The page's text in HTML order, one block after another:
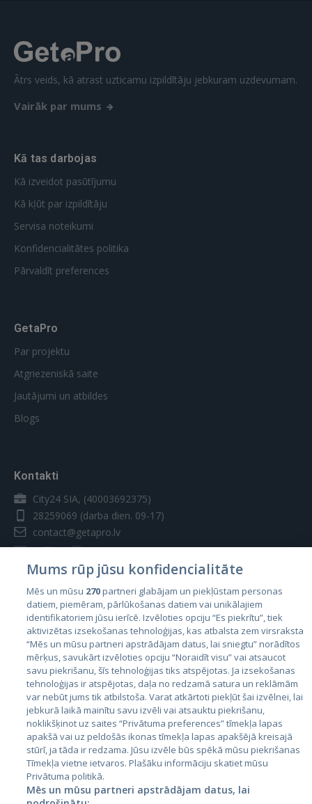
Ātrs veids, kā atrast uzticamu izpildītāju jebkuram uzdevumam.
Vairāk par mums
Kā tas darbojas
Kā izveidot pasūtījumu
Kā kļūt par izpildītāju
Servisa noteikumi
Konfidencialitātes politika
Pārvaldīt preferences
GetaPro
Par projektu
Atgriezeniskā saite
Jautājumi un atbildes
Blogs
Kontakti
City24 SIA, (40003692375)
28259069 (darba dien. 09-17)
contact@getapro.lv
Valstis
Igaunija
Latvija
Lietuva
Mums rūp jūsu konfidencialitāte
Mēs un mūsu 270partneri glabājam un piekļūstam personas
datiem, piemēram, pārlūkošanas datiem vai unikālajiem
identifikatoriem jūsu ierīcē. Izvēloties opciju “Es piekrītu”, tiek
aktivizētas izsekošanas tehnoloģijas, kas atbalsta zem virsraksta
“Mēs un mūsu partneri apstrādājam datus, lai sniegtu” norādītos
mērķus, savukārt izvēloties opciju “Noraidīt visu” vai atsaucot
savu piekrišanu, šīs tehnoloģijas tiks atspējotas. Ja izsekošanas
tehnoloģijas ir atspējotas, daļa no redzamā satura un reklāmām
var nebūt jums tik atbilstoša. Varat atkārtoti piekļūt šai izvēlnei, lai
jebkurā laikā mainītu savu izvēli vai atsauktu piekrišanu,
noklikšķinot uz saites “Privātuma preferences” tīmekļa lapas
apakšā vai uz peldošās ikonas tīmekļa lapas apakšējā kreisajā
stūrī, ja tāda ir redzama. Jūsu izvēle būs spēkā mūsu piekrišanas
Tīmekļa vietne ietvaros. Plašāku informāciju skatiet mūsu
Privātuma politikā.
Mēs un mūsu partneri apstrādājam datus, lai